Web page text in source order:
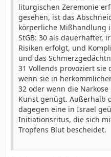
religiösen Belange des
soweit das Kind noch
...
Die Eltern sind Schicksal,
...
Die religiöse Erziehung
des Elternrechts.
Das bedeutet nicht, daß
Kindererziehung die
ohne weiteres abdeckte.
Entscheidung über die
Religionsgemeinschaft.
Dimension des
das Grundrecht auf
liturgischen Zeremonie
gesehen, ist das
körperliche Mißhandlung
StGB: 30 als dauerhafter,
Risiken erfolgt, und
und das
31 Vollends provoziert sie
wenn sie in
32 oder wenn die
Kunst genügt. Außerhalb
dagegen eine in Israel
Initiationsritus, die sich
Tropfens Blut bescheidet.